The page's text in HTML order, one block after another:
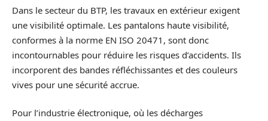
Dans le secteur du BTP, les travaux en extérieur exigent
une visibilité optimale. Les pantalons haute visibilité,
conformes à la norme EN ISO 20471, sont donc
incontournables pour réduire les risques d’accidents. Ils
incorporent des bandes réfléchissantes et des couleurs
vives pour une sécurité accrue.
Pour l’industrie électronique, où les décharges